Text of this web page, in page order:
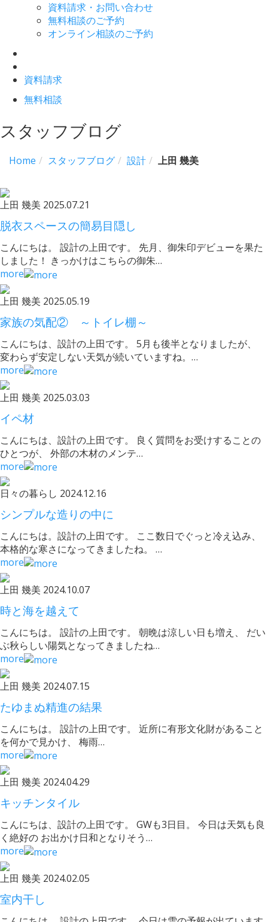
資料請求・お問い合わせ
無料相談のご予約
オンライン相談のご予約
資料請求
無料相談
スタッフブログ
Home スタッフブログ 設計 上田 幾美
上田 幾美 2025.07.21
脱衣スペースの簡易目隠し
こんにちは。 設計の上田です。 先月、御朱印デビューを果た
しました！ きっかけはこちらの御朱…
more
上田 幾美 2025.05.19
家族の気配② ～トイレ棚～
こんにちは、設計の上田です。 5月も後半となりましたが、
変わらず安定しない天気が続いていますね。…
more
上田 幾美 2025.03.03
イペ材
こんにちは、設計の上田です。 良く質問をお受けすることの
ひとつが、 外部の木材のメンテ…
more
日々の暮らし 2024.12.16
シンプルな造りの中に
こんにちは。設計の上田です。 ここ数日でぐっと冷え込み、
本格的な寒さになってきましたね。 …
more
上田 幾美 2024.10.07
時と海を越えて
こんにちは。 設計の上田です。 朝晩は涼しい日も増え、 だい
ぶ秋らしい陽気となってきましたね…
more
上田 幾美 2024.07.15
たゆまぬ精進の結果
こんにちは。 設計の上田です。 近所に有形文化財があること
を何かで見かけ、 梅雨…
more
上田 幾美 2024.04.29
キッチンタイル
こんにちは、設計の上田です。 GWも3日目。 今日は天気も良
く絶好の お出かけ日和となりそう…
more
上田 幾美 2024.02.05
室内干し